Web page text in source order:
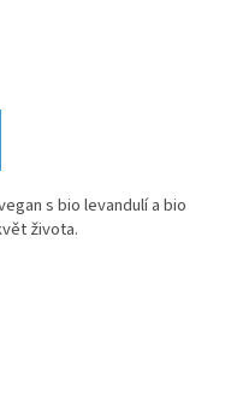
s bio levandulí a bio
života.